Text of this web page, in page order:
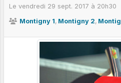
Le vendredi 29 sept. 2017 à 20h30
Montigny 1 Montigny 2